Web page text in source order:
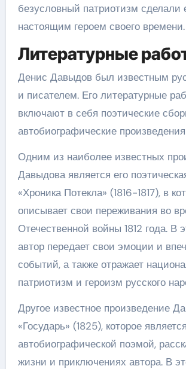
безусловный патриотизм сделали
настоящим героем своего времени.
Литературные
Денис Давыдов был известным
и писателем. Его литературные
включают в себя поэтические
автобиографические
Одним из наиболее известных
Давыдова является его
«Хроника Потекла» (1816-1817), в
описывает свои переживания во
Отечественной войны 1812 года. В
автор передает свои эмоции и
событий, а также отражает
патриотизм и героизм русского
Другое известное произведение
«Государь» (1825), которое является
автобиографической поэмой,
жизни и приключениях автора. В